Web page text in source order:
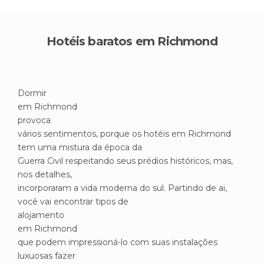
Hotéis baratos em Richmond
Dormir
em Richmond
provoca
vários sentimentos, porque os hotéis em Richmond
tem uma mistura da época da
Guerra Civil respeitando seus prédios históricos, mas,
nos detalhes,
incorporaram a vida moderna do sul. Partindo de ai,
você vai encontrar tipos de
alojamento
em Richmond
que podem impressioná-lo com suas instalações
luxuosas fazer